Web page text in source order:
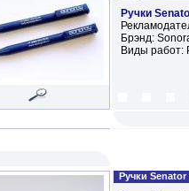
Ручки
Брэнд:
Виды работ:
Ручки